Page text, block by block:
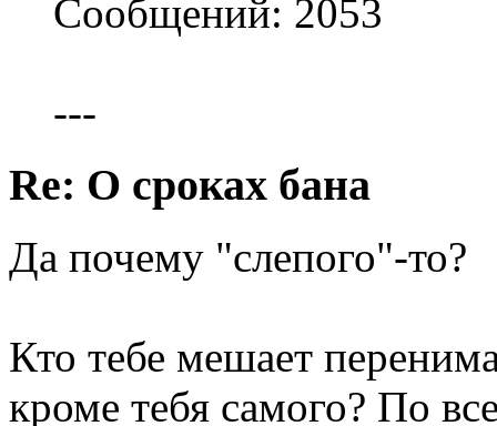
Сообщений: 2053
---
Re: О сроках бана
Да почему "слепого"-то?
Кто тебе мешает
кроме тебя самого? По